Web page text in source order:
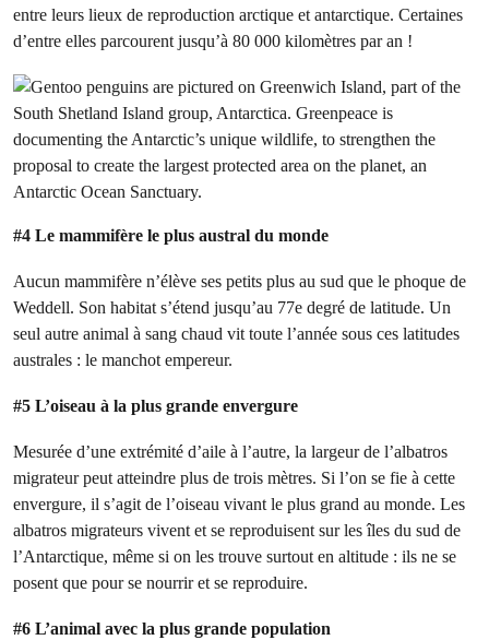
entre leurs lieux de reproduction arctique et antarctique. Certaines
d’entre elles parcourent jusqu’à 80 000 kilomètres par an !
#4 Le mammifère le plus austral du monde
Aucun mammifère n’élève ses petits plus au sud que le phoque de
Weddell. Son habitat s’étend jusqu’au 77e degré de latitude. Un
seul autre animal à sang chaud vit toute l’année sous ces latitudes
australes : le manchot empereur.
#5 L’oiseau à la plus grande envergure
Mesurée d’une extrémité d’aile à l’autre, la largeur de l’albatros
migrateur peut atteindre plus de trois mètres. Si l’on se fie à cette
envergure, il s’agit de l’oiseau vivant le plus grand au monde. Les
albatros migrateurs vivent et se reproduisent sur les îles du sud de
l’Antarctique, même si on les trouve surtout en altitude : ils ne se
posent que pour se nourrir et se reproduire.
#6 L’animal avec la plus grande population